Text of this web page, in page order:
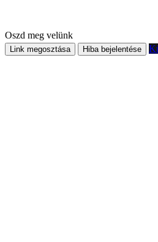
Oszd meg velünk
Link megosztása Hiba bejelentése